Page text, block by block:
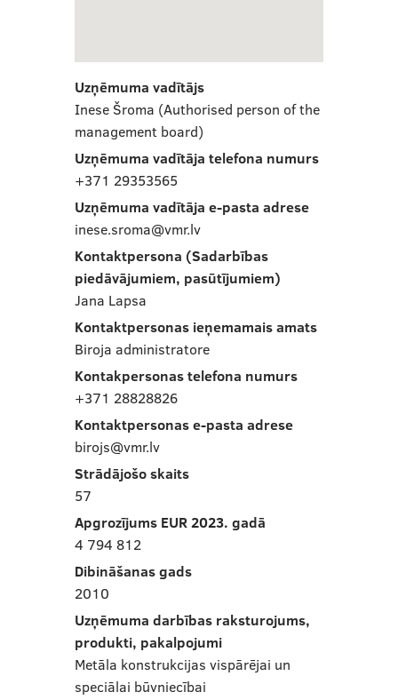
Uzņēmuma vadītājs
Inese Šroma (Authorised person of the
management board)
Uzņēmuma vadītāja telefona numurs
+371 29353565
Uzņēmuma vadītāja e-pasta adrese
inese.sroma@vmr.lv
Kontaktpersona (Sadarbības
piedāvājumiem, pasūtījumiem)
Jana Lapsa
Kontaktpersonas ieņemamais amats
Biroja administratore
Kontakpersonas telefona numurs
+371 28828826
Kontaktpersonas e-pasta adrese
birojs@vmr.lv
Strādājošo skaits
57
Apgrozījums EUR 2023. gadā
4 794 812
Dibināšanas gads
2010
Uzņēmuma darbības raksturojums,
produkti, pakalpojumi
Metāla konstrukcijas vispārējai un
speciālai būvniecībai